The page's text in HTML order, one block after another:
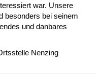
war. Unsere
besonders bei seinem
und danbares
Nenzing